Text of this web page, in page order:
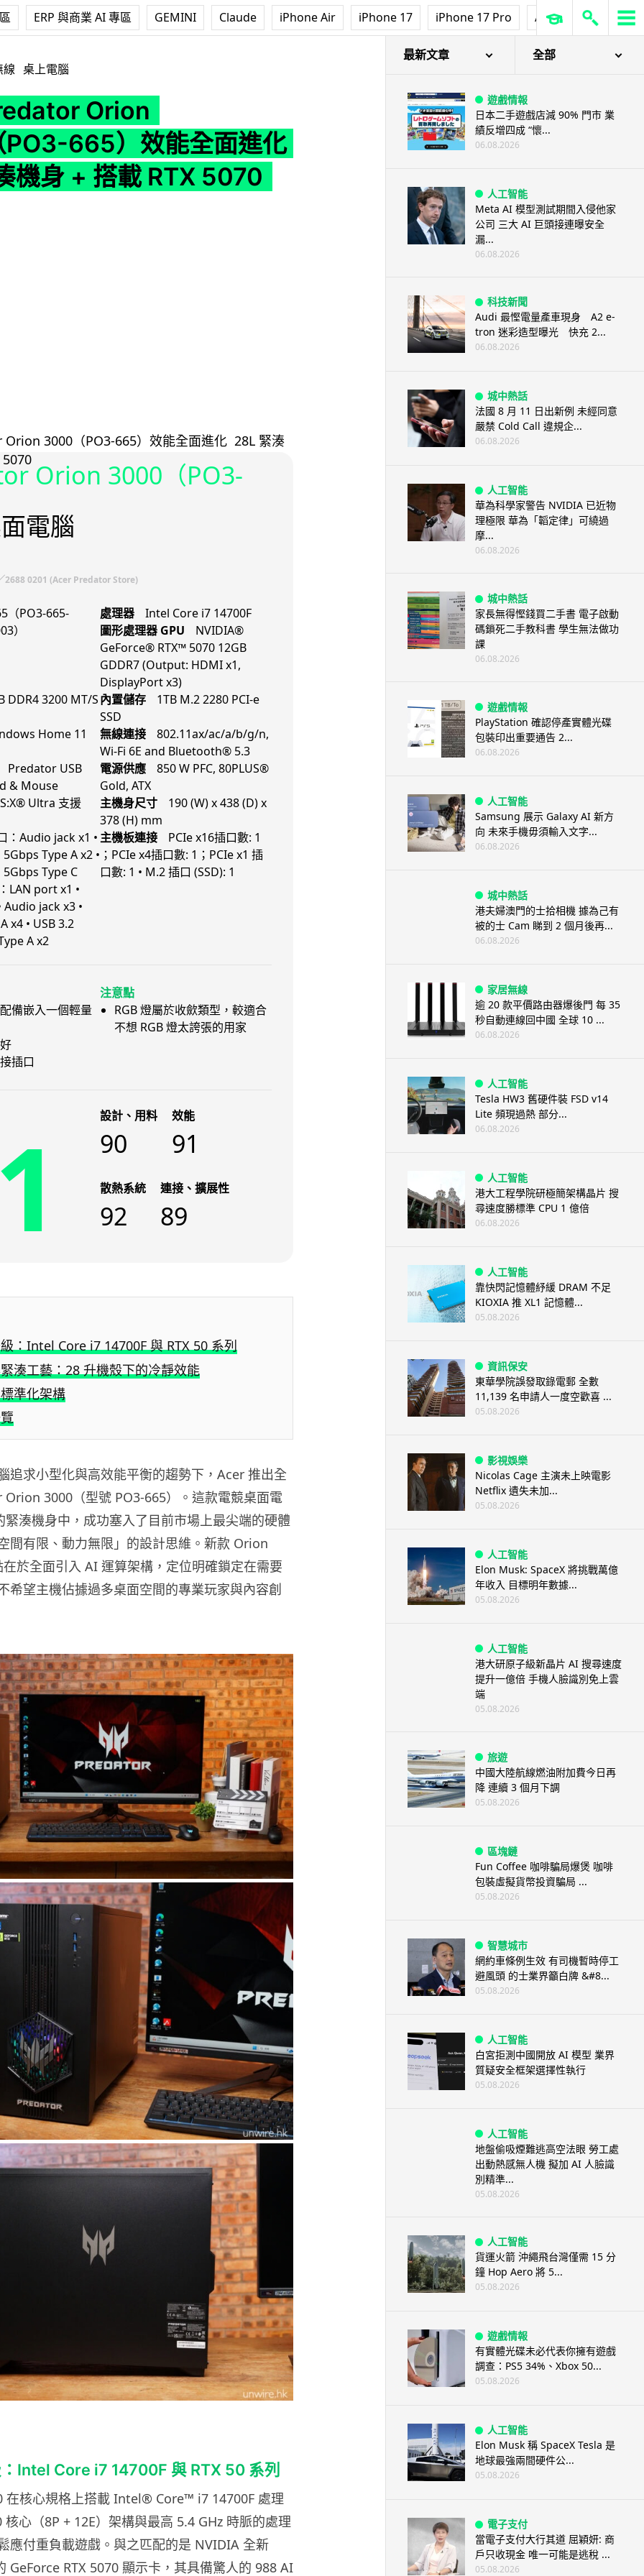
ERP 與商業 AI 專區 GEMINI Claude iPhone Air iPhone 17 iPhone 17 Pro AirPods Pro 3
線 桌上電腦
Orion
665）效能全面進化
機身 + 搭載 RTX 5070
Orion 3000（PO3-
電腦
2688 0201 (Acer Predator Store)
（PO3-665-
）
處理器
Intel Core i7 14700F
圖形處理器 GPU
NVIDIA®
GeForce® RTX™ 5070 12GB
GDDR7 (Output: HDMI x1,
DisplayPort x3)
DDR4 3200 MT/S內置儲存
1TB M.2 2280 PCI-e
SSD
Home 11
無線連接
802.11ax/ac/a/b/g/n,
Wi-Fi 6E and Bluetooth® 5.3
Predator USB
& Mouse
電源供應
850 W PFC, 80PLUS®
Gold, ATX
Ultra 支援
主機身尺寸
190 (W) x 438 (D) x
378 (H) mm
：Audio jack x1 •
Type A x2 •
5Gbps Type C
LAN port x1 •
jack x3 •
x4 • USB 3.2
A x2
主機板連接
PCIe x16插口數: 1
；PCIe x4插口數: 1；PCIe x1 插
口數: 1 • M.2 插口 (SSD): 1
備嵌入一個輕量
插口
注意點
RGB 燈屬於收歛類型，較適合
不想 RGB 燈太誇張的用家
設計、用料
90
效能
91
散熱系統
92
連接、擴展性
89
：Intel Core i7 14700F 與 RTX 50 系列
湊工藝：28 升機殼下的冷靜效能
準化架構
追求小型化與高效能平衡的趨勢下，Acer 推出全
3000（型號 PO3-665）。這款電競桌面電
緊湊機身中，成功塞入了目前市場上最尖端的硬體
間有限、動力無限」的設計思維。新款 Orion
於全面引入 AI 運算架構，定位明確鎖定在需要
希望主機佔據過多桌面空間的專業玩家與內容創
Intel Core i7 14700F 與 RTX 50 系列
在核心規格上搭載 Intel® Core™ i7 14700F 處理
心（8P + 12E）架構與最高 5.4 GHz 時脈的處理
應付重負載遊戲。與之匹配的是 NVIDIA 全新
GeForce RTX 5070 顯示卡，其具備驚人的 988 AI
最新文章 全部
遊戲情報
日本二手遊戲店減 90% 門市 業
績反增四成 “懷...
06.08.2026
人工智能
Meta AI 模型測試期間入侵他家
公司 三大 AI 巨頭接連曝安全
漏...
06.08.2026
科技新聞
Audi 最慳電量產車現身 A2 e-
tron 迷彩造型曝光 快充 2...
06.08.2026
城中熱話
法國 8 月 11 日出新例 未經同意
嚴禁 Cold Call 違規企...
06.08.2026
人工智能
華為科學家警告 NVIDIA 已近物
理極限 華為「韜定律」可繞過
摩...
06.08.2026
城中熱話
家長無得慳錢買二手書 電子啟動
碼鎖死二手教科書 學生無法做功
課
06.08.2026
遊戲情報
PlayStation 確認停產實體光碟
包裝印出重要通告 2...
06.08.2026
人工智能
Samsung 展示 Galaxy AI 新方
向 未來手機毋須輸入文字...
06.08.2026
城中熱話
港夫婦澳門的士拾相機 據為己有
被的士 Cam 睇到 2 個月後再...
06.08.2026
家居無線
逾 20 款平價路由器爆後門 每 35
秒自動連線回中國 全球 10 ...
06.08.2026
人工智能
Tesla HW3 舊硬件裝 FSD v14
Lite 頻現過熱 部分...
06.08.2026
人工智能
港大工程學院研極簡架構晶片 搜
尋速度勝標準 CPU 1 億倍
06.08.2026
人工智能
靠快閃記憶體紓緩 DRAM 不足
KIOXIA 推 XL1 記憶體...
05.08.2026
資訊保安
東華學院誤發取錄電郵 全數
11,139 名申請人一度空歡喜 ...
05.08.2026
影視娛樂
Nicolas Cage 主演未上映電影
Netflix 遺失未加...
05.08.2026
人工智能
Elon Musk: SpaceX 將挑戰萬億
年收入 目標明年數據...
05.08.2026
人工智能
港大研原子級新晶片 AI 搜尋速度
提升一億倍 手機人臉識別免上雲
端
05.08.2026
旅遊
中國大陸航線燃油附加費今日再
降 連續 3 個月下調
05.08.2026
區塊鏈
Fun Coffee 咖啡騙局爆煲 咖啡
包裝虛擬貨幣投資騙局 ...
05.08.2026
智慧城市
網約車條例生效 有司機暫時停工
避風頭 的士業界籲白牌 &#8...
05.08.2026
人工智能
白宮拒測中國開放 AI 模型 業界
質疑安全框架選擇性執行
05.08.2026
人工智能
地盤偷吸煙難逃高空法眼 勞工處
出動熱感無人機 擬加 AI 人臉識
別精準...
05.08.2026
人工智能
貨運火箭 沖繩飛台灣僅需 15 分
鐘 Hop Aero 將 5...
05.08.2026
遊戲情報
有實體光碟未必代表你擁有遊戲
調查：PS5 34%、Xbox 50...
05.08.2026
人工智能
Elon Musk 稱 SpaceX Tesla 是
地球最強兩間硬件公...
05.08.2026
電子支付
當電子支付大行其道 屈穎妍: 商
戶只收現金 唯一可能是逃稅 ...
05.08.2026